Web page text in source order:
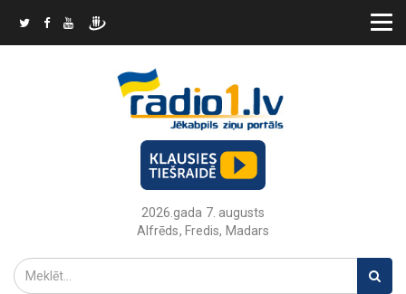
2026.gada 7. augusts
Alfrēds, Fredis, Madars